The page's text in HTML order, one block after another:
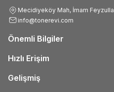
Mecidiyeköy Mah, İmam
info@tonerevi.com
Önemli Bilgiler
Hızlı Erişim
Gelişmiş